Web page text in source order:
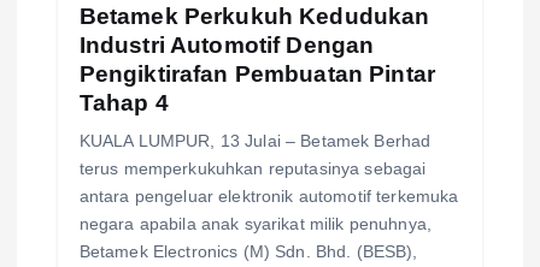
Betamek Perkukuh Kedudukan
Industri Automotif Dengan
Pengiktirafan Pembuatan Pintar
Tahap 4
KUALA LUMPUR, 13 Julai – Betamek Berhad
terus memperkukuhkan reputasinya sebagai
antara pengeluar elektronik automotif terkemuka
negara apabila anak syarikat milik penuhnya,
Betamek Electronics (M) Sdn. Bhd. (BESB),